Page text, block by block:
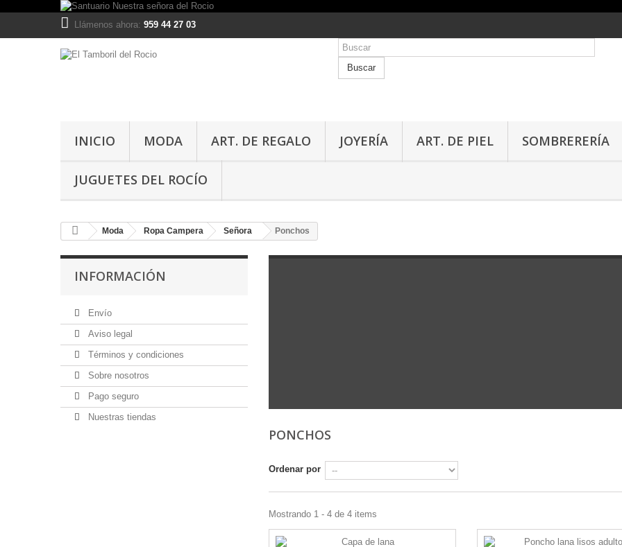
Llámenos ahora: 959 44 27 03
Buscar
INICIO MODA ART. DE REGALO JOYERÍA ART. DE PIEL SOMBRERERÍA
JUGUETES DEL ROCÍO
Moda Ropa Campera Señora Ponchos
INFORMACIÓN
Envío
Aviso legal
Términos y condiciones
Sobre nosotros
Pago seguro
Nuestras tiendas
PONCHOS
Ordenar por
Mostrando 1 - 4 de 4 items